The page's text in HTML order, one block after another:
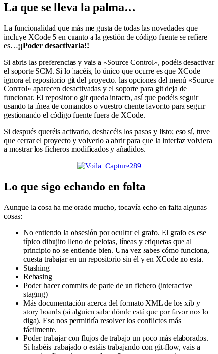
La que se lleva la palma…
La funcionalidad que más me gusta de todas las novedades que
incluye XCode 5 en cuanto a la gestión de código fuente se refiere
es…¡¡Poder desactivarla!!
Si abris las preferencias y vais a «Source Control», podéis desactivar
el soporte SCM. Si lo hacéis, lo único que ocurre es que XCode
ignora el repositorio git del proyecto, las opciones del menú «Source
Control» aparecen desactivadas y el soporte para git deja de
funcionar. El repositorio git queda intacto, así que podéis seguir
usando la línea de comandos o vuestro cliente favorito para seguir
gestionando el código fuente fuera de XCode.
Si después queréis activarlo, deshacéis los pasos y listo; eso sí, tuve
que cerrar el proyecto y volverlo a abrir para que la interfaz volviera
a mostrar los ficheros modificados y añadidos.
Lo que sigo echando en falta
Aunque la cosa ha mejorado mucho, todavía echo en falta algunas
cosas:
No entiendo la obsesión por ocultar el grafo. El grafo es ese
típico dibujito lleno de pelotas, líneas y etiquetas que al
principio no se entiende bien. Una vez sabes cómo funciona,
cuesta trabajar en un repositorio sin él y en XCode no está.
Stashing
Rebasing
Poder hacer commits de parte de un fichero (interactive
staging)
Más documentación acerca del formato XML de los xib y
story boards (si alguien sabe dónde está que por favor nos lo
diga). Eso nos permitiría resolver los conflictos más
fácilmente.
Poder trabajar con flujos de trabajo un poco más elaborados.
Si habéis trabajado o estáis trabajando con git-flow, vais a